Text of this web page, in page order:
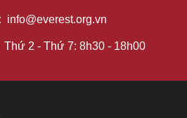
info@everest.org.vn
Thứ 2 - Thứ 7: 8h30 - 18h00